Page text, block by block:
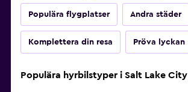
Populära flygplatser Andra städer
Komplettera din resa Pröva lyckan
Populära hyrbilstyper i Salt Lake City